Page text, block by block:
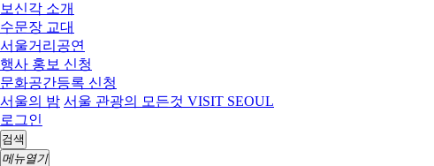
보신각 소개
수문장 교대
서울거리공연
행사 홍보 신청
문화공간등록 신청
서울의 밤 서울 관광의 모든것 VISIT SEOUL
로그인
검색
메뉴열기